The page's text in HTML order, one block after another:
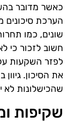
כאשר מדובר
הערכת סיכונים
שונים, כמו
חשוב לזכור כי
לפזר השקעות
את הסיכון.
שהכישלונות לא
שקיפות